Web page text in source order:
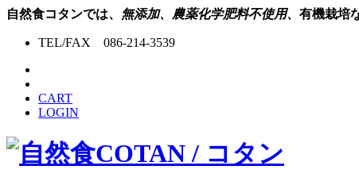
自然食コタンでは、 無添加、農薬化学肥料不使用、 有機栽培
TEL/FAX 086-214-3539
CART
LOGIN